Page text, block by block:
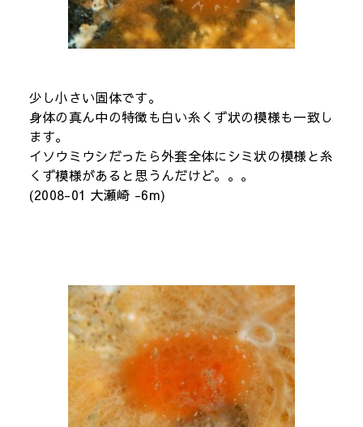
少し小さい固体です。
身体の真ん中の特徴も白い糸くず状の模様も一致し
ます。
イソウミウシだったら外套全体にシミ状の模様と糸
くず模様があると思うんだけど。。。
(2008-01 大瀬崎 -6m)